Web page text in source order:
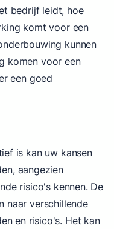
bedrijf leidt, hoe
komt voor een
kunnen
komen voor een
een goed
is kan uw kansen
aangezien
risico's kennen. De
naar verschillende
en risico's. Het kan